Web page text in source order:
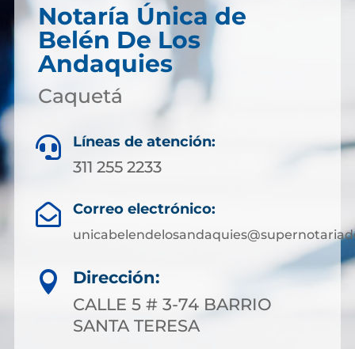
Notaría Única de
Belén De Los
Andaquies
Caquetá
 Líneas de atención:
311 255 2233
 Correo electrónico:

Dirección:
CALLE 5 # 3-74 BARRIO
SANTA TERESA